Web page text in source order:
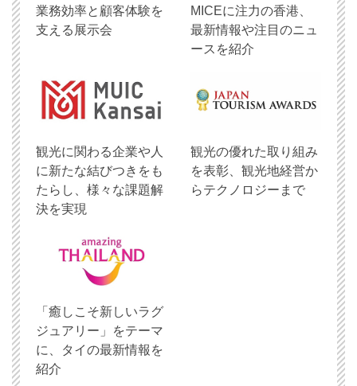
業務効率と顧客体験を
支える展示会
MICEに注力の香港、
最新情報や注目のニュ
ースを紹介
観光に関わる企業や人
に新たな結びつきをも
たらし、様々な課題解
決を実現
観光の優れた取り組み
を表彰、観光地経営か
らテクノロジーまで
「癒しこそ新しいラグ
ジュアリー」をテーマ
に、タイの最新情報を
紹介